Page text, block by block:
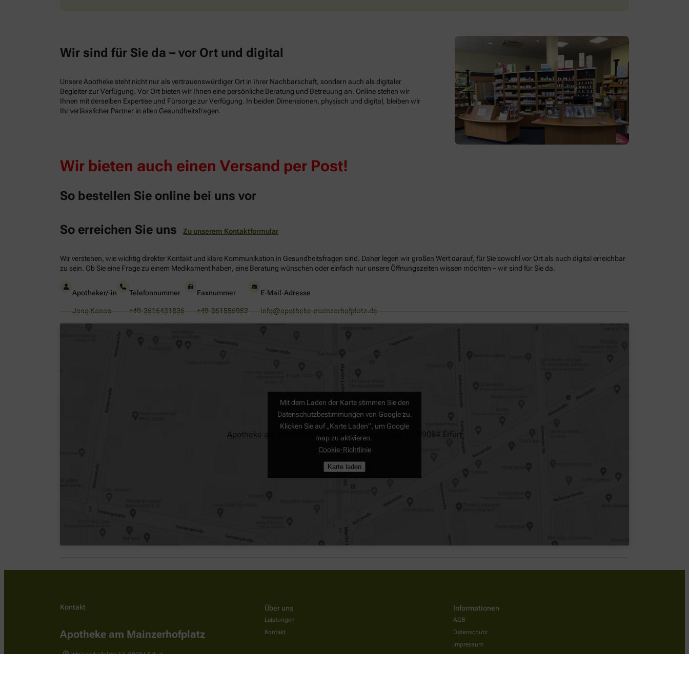
Wir sind für Sie da – vor Ort und digital
Unsere Apotheke steht nicht nur als vertrauenswürdiger Ort in Ihrer Nachbarschaft, sondern auch als digitaler
Begleiter zur Verfügung. Vor Ort bieten wir Ihnen eine persönliche Beratung und Betreuung an. Online stehen wir
Ihnen mit derselben Expertise und Fürsorge zur Verfügung. In beiden Dimensionen, physisch und digital, bleiben wir
Ihr verlässlicher Partner in allen Gesundheitsfragen.
Wir bieten auch einen Versand per Post!
So bestellen Sie online bei uns vor
So erreichen Sie uns Zu unserem Kontaktformular
Wir verstehen, wie wichtig direkter Kontakt und klare Kommunikation in Gesundheitsfragen sind. Daher legen wir großen Wert darauf, für Sie sowohl vor Ort als auch digital erreichbar
zu sein. Ob Sie eine Frage zu einem Medikament haben, eine Beratung wünschen oder einfach nur unsere Öffnungszeiten wissen möchten – wir sind für Sie da.
Apotheker/-in
Jana Kanan
Telefonnummer
+49-3616431836
Faxnummer
+49-361556952
E-Mail-Adresse
info@apotheke-mainzerhofplatz.de
Apotheke am Mainzerhofplatz, Mainzerhofplatz 14, 99084 Erfurt
Mit dem Laden der Karte stimmen Sie den
Datenschutzbestimmungen von Google zu.
Klicken Sie auf „Karte Laden“, um Google
map zu aktivieren.
Cookie-Richtlinie
Karte laden
Kontakt
Apotheke am Mainzerhofplatz
Mainzerhofplatz 14,99084 Erfurt
Über uns
Leistungen
Kontakt
Informationen
AGB
Datenschutz
Impressum